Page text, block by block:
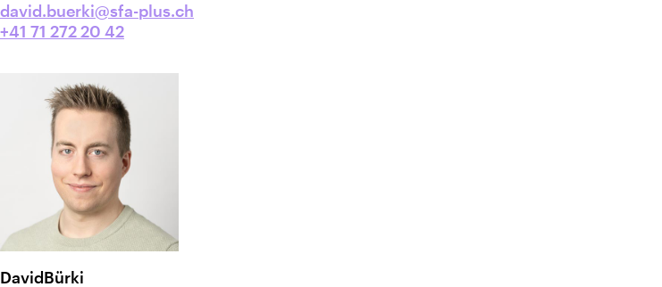
david.buerki@sfa-plus.ch
+41 71 272 20 42
DavidBürki